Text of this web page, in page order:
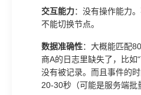
交互能力：没有操作能力
不能切换节点。
数据准确性：大概能匹配
商A的日志里缺失了，比如
没有被记录。而且事件的
20-30秒（可能是服务端批